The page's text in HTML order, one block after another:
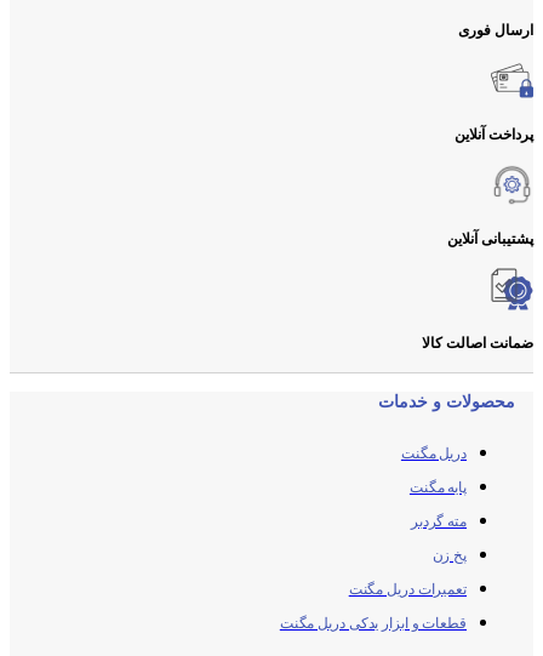
ارسال فوری
پرداخت آنلاین
پشتیبانی آنلاین
ضمانت اصالت کالا
محصولات و خدمات
دریل مگنت
پایه مگنت
مته گردبر
پخ زن
تعمیرات دریل مگنت
قطعات و ابزار یدکی دریل مگنت